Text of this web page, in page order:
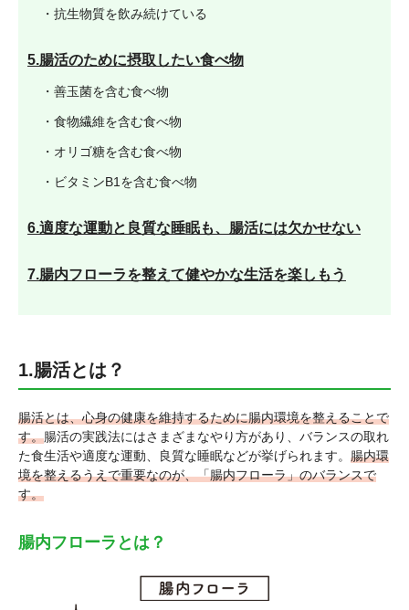
・抗生物質を飲み続けている
5.腸活のために摂取したい食べ物
・善玉菌を含む食べ物
・食物繊維を含む食べ物
・オリゴ糖を含む食べ物
・ビタミンB1を含む食べ物
6.適度な運動と良質な睡眠も、腸活には欠かせない
7.腸内フローラを整えて健やかな生活を楽しもう
1.腸活とは？
腸活とは、心身の健康を維持するために腸内環境を整えることで
す。腸活の実践法にはさまざまなやり方があり、バランスの取れ
た食生活や適度な運動、良質な睡眠などが挙げられます。 腸内環
境を整えるうえで重要なのが、「腸内フローラ」のバランスで
す。
腸内フローラとは？